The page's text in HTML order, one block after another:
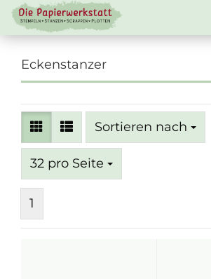
Eckenstanzer
Sortieren nach
Sortieren nach
32 pro Seite
pro Seite
1